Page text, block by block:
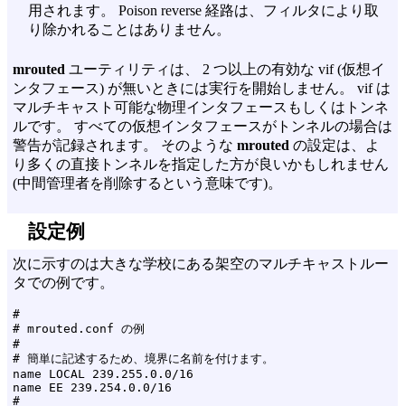
用されます。 Poison reverse 経路は、フィルタにより取
り除かれることはありません。
mrouted ユーティリティは、 2 つ以上の有効な vif (仮想イ
ンタフェース) が無いときには実行を開始しません。 vif は
マルチキャスト可能な物理インタフェースもしくはトンネ
ルです。 すべての仮想インタフェースがトンネルの場合は
警告が記録されます。 そのような mrouted の設定は、よ
り多くの直接トンネルを指定した方が良いかもしれません
(中間管理者を削除するという意味です)。
設定例
次に示すのは大きな学校にある架空のマルチキャストルー
タでの例です。
#
# mrouted.conf の例
#
# 簡単に記述するため、境界に名前を付けます。
name LOCAL 239.255.0.0/16
name EE 239.254.0.0/16
#